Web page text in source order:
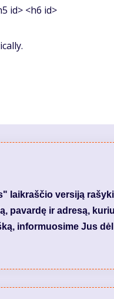
id> <h6 id>
laikraščio versiją
pavardę ir adresą,
informuosime Jus dėl